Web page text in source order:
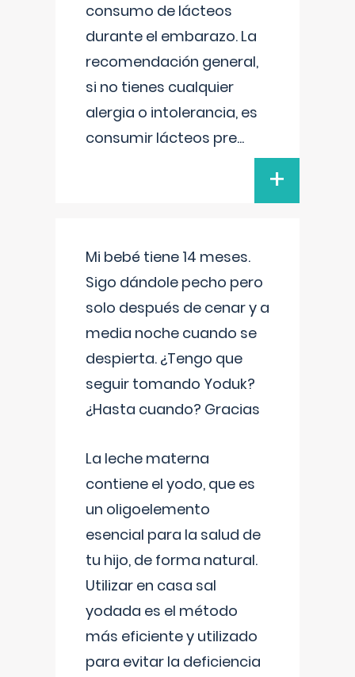
consumo de lácteos
durante el embarazo. La
recomendación general,
si no tienes cualquier
alergia o intolerancia, es
consumir lácteos pre...
+
Mi bebé tiene 14 meses.
Sigo dándole pecho pero
solo después de cenar y a
media noche cuando se
despierta. ¿Tengo que
seguir tomando Yoduk?
¿Hasta cuando? Gracias
La leche materna
contiene el yodo, que es
un oligoelemento
esencial para la salud de
tu hijo, de forma natural.
Utilizar en casa sal
yodada es el método
más eficiente y utilizado
para evitar la deficiencia